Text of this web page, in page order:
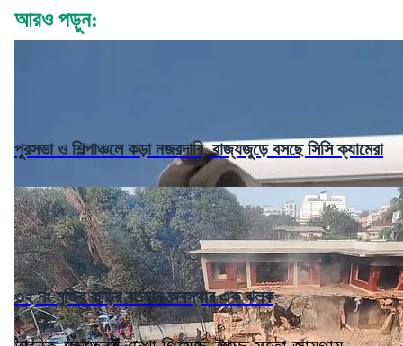
আরও পড়ুন:
পুরসভা ও শিল্পাঞ্চলে কড়া নজরদারি, রাজ্যজুড়ে বসছে সিসি ক্যামেরা
৩২ নং মুজিব বাড়ির বর্তমান অবস্থার এক ঝলক